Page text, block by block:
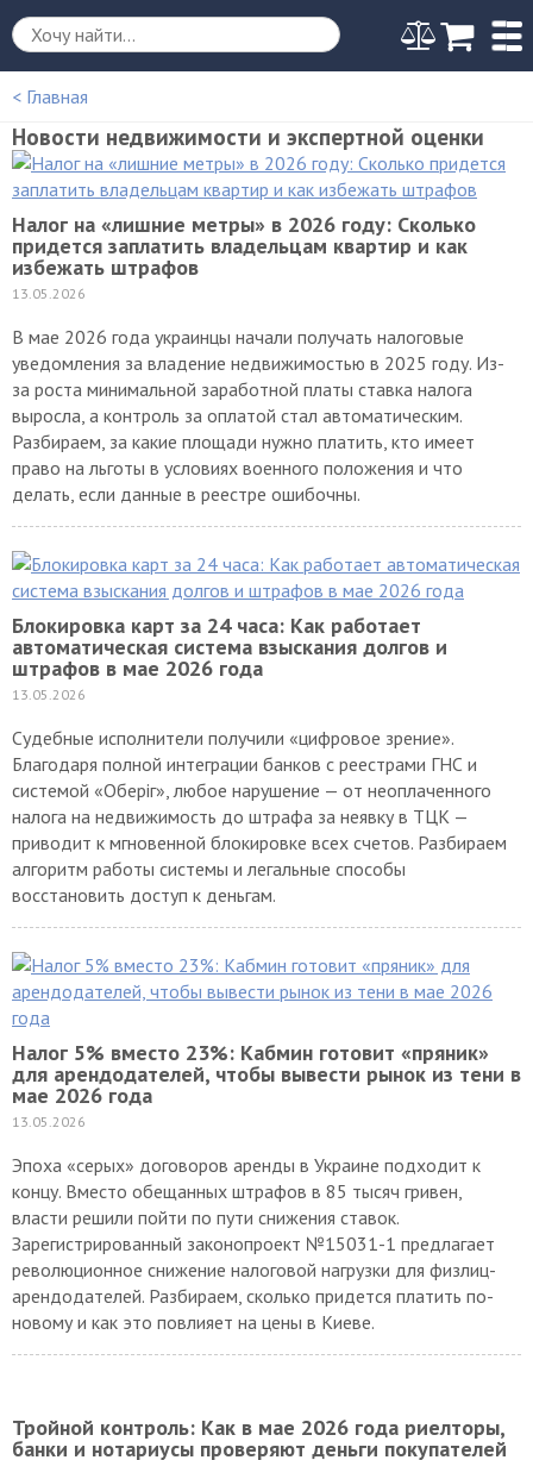
< Главная
Новости недвижимости и экспертной оценки
Налог на «лишние метры» в 2026 году: Сколько
придется заплатить владельцам квартир и как
избежать штрафов
13.05.2026
В мае 2026 года украинцы начали получать налоговые
уведомления за владение недвижимостью в 2025 году. Из-
за роста минимальной заработной платы ставка налога
выросла, а контроль за оплатой стал автоматическим.
Разбираем, за какие площади нужно платить, кто имеет
право на льготы в условиях военного положения и что
делать, если данные в реестре ошибочны.
Блокировка карт за 24 часа: Как работает
автоматическая система взыскания долгов и
штрафов в мае 2026 года
13.05.2026
Судебные исполнители получили «цифровое зрение».
Благодаря полной интеграции банков с реестрами ГНС и
системой «Оберіг», любое нарушение — от неоплаченного
налога на недвижимость до штрафа за неявку в ТЦК —
приводит к мгновенной блокировке всех счетов. Разбираем
алгоритм работы системы и легальные способы
восстановить доступ к деньгам.
Налог 5% вместо 23%: Кабмин готовит «пряник»
для арендодателей, чтобы вывести рынок из тени в
мае 2026 года
13.05.2026
Эпоха «серых» договоров аренды в Украине подходит к
концу. Вместо обещанных штрафов в 85 тысяч гривен,
власти решили пойти по пути снижения ставок.
Зарегистрированный законопроект №15031-1 предлагает
революционное снижение налоговой нагрузки для физлиц-
арендодателей. Разбираем, сколько придется платить по-
новому и как это повлияет на цены в Киеве.
Тройной контроль: Как в мае 2026 года риелторы,
банки и нотариусы проверяют деньги покупателей